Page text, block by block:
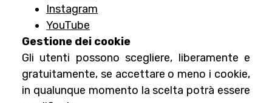
Instagram
YouTube
Gestione dei cookie
Gli utenti possono scegliere, liberamente e
gratuitamente, se accettare o meno i cookie,
in qualunque momento la scelta potrà essere